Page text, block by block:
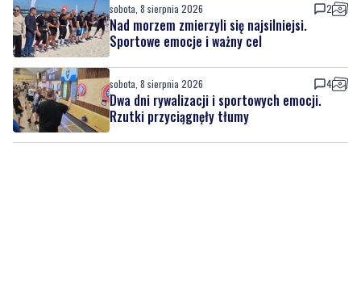
sobota, 8 sierpnia 2026 2
Nad morzem zmierzyli się najsilniejsi.
Sportowe emocje i ważny cel
sobota, 8 sierpnia 2026 4
Dwa dni rywalizacji i sportowych emocji.
Rzutki przyciągnęły tłumy